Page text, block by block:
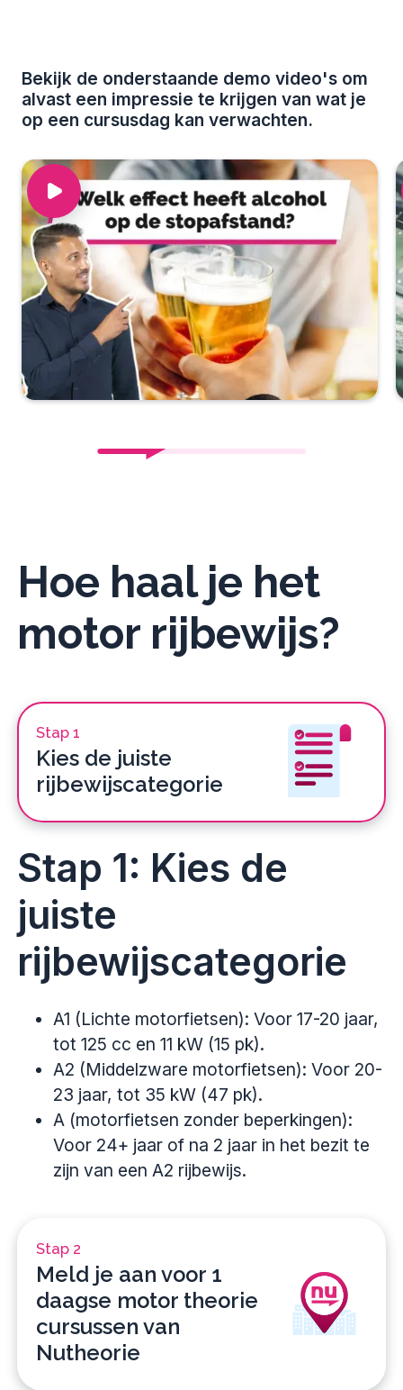
Bekijk de onderstaande demo video's om
alvast een impressie te krijgen van wat je
op een cursusdag kan verwachten.
Hoe haal je het
motor rijbewijs?
Stap 1
Kies de juiste
rijbewijscategorie
Stap 2
Meld je aan voor 1
daagse motor theorie
cursussen van
Nutheorie
Stap 1: Kies de
juiste
rijbewijscategorie
A1 (Lichte motorfietsen): Voor 17-20 jaar,
tot 125 cc en 11 kW (15 pk).
A2 (Middelzware motorfietsen): Voor 20-
23 jaar, tot 35 kW (47 pk).
A (motorfietsen zonder beperkingen):
Voor 24+ jaar of na 2 jaar in het bezit te
zijn van een A2 rijbewijs.